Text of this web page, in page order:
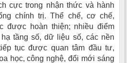
cực trong nhận thức và hành
chính trị. Thể chế, cơ chế,
được hoàn thiện; nhiều điểm
tầng số, dữ liệu số, các nền
tục được quan tâm đầu tư,
học, công nghệ, đổi mới sáng